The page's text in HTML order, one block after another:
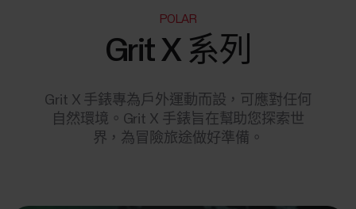
POLAR
Grit X 系列
Grit X 手錶專為戶外運動而設，可應對任何
自然環境。Grit X 手錶旨在幫助您探索世
界，為冒險旅途做好準備。